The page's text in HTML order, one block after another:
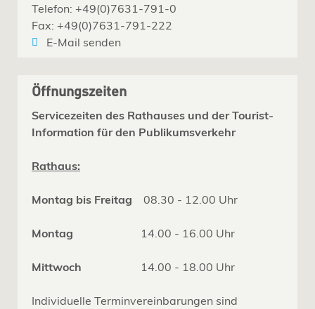
Telefon: +49(0)7631-791-0
Fax: +49(0)7631-791-222
E-Mail senden
Öffnungszeiten
Servicezeiten des Rathauses und der Tourist-
Information für den Publikumsverkehr
Rathaus:
Montag bis Freitag 08.30 - 12.00 Uhr
Montag 14.00 - 16.00 Uhr
Mittwoch 14.00 - 18.00 Uhr
Individuelle Terminvereinbarungen sind